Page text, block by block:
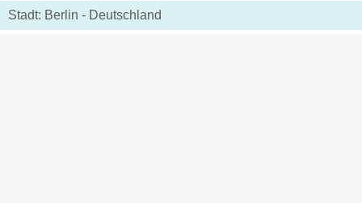
Stadt: Berlin - Deutschland